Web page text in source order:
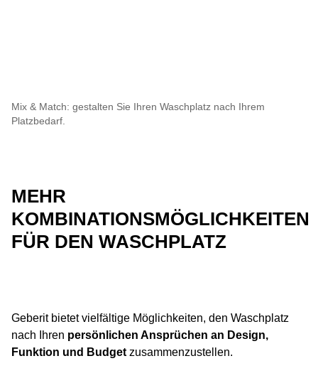
Mix & Match: gestalten Sie Ihren Waschplatz nach Ihrem
Platzbedarf.
MEHR
KOMBINATIONSMÖGLICHKEITEN
FÜR DEN WASCHPLATZ
Geberit bietet vielfältige Möglichkeiten, den Waschplatz
nach Ihren persönlichen Ansprüchen an Design,
Funktion und Budget zusammenzustellen.